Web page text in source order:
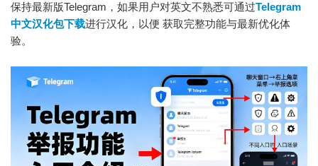
保持最新版Telegram，如果用户对英文不熟悉可通过Telegram
中文汉化包下载进行汉化，以便 获取完整功能与最新优化体
验。